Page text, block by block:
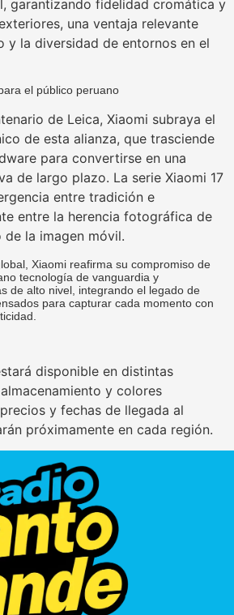
garantizando fidelidad cromática y
una ventaja relevante
y la diversidad de entornos en el
el público peruano
de Leica, Xiaomi subraya el
de esta alianza, que trasciende
para convertirse en una
de largo plazo. La serie Xiaomi 17
entre tradición e
entre la herencia fotográfica de
la imagen móvil.
Xiaomi reafirma su compromiso de
tecnología de vanguardia y
de alto nivel, integrando el legado de
para capturar cada momento con
disponible en distintas
y colores
y fechas de llegada al
próximamente en cada región.